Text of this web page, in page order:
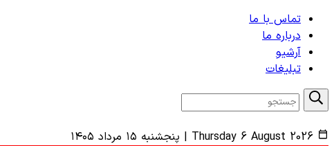
تماس با ما
درباره ما
آرشیو
تبلیغات
Thursday 6 August 2026
| پنجشنبه ۱۵ مرداد ۱۴۰۵